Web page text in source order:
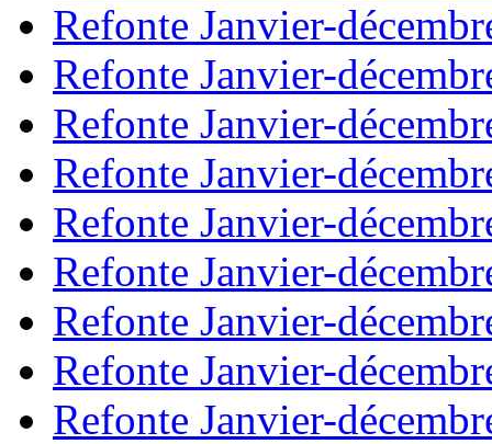
Refonte Janvier-
Refonte Janvier-
Refonte Janvier-
Refonte Janvier-
Refonte Janvier-
Refonte Janvier-
Refonte Janvier-
Refonte Janvier-
Refonte Janvier-